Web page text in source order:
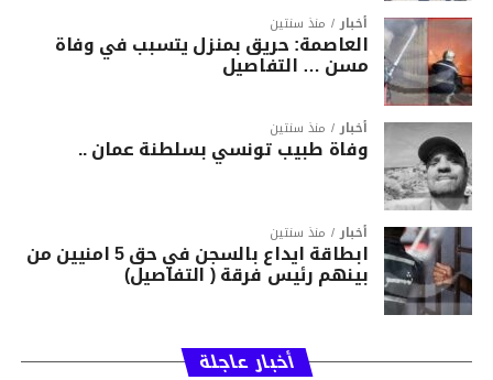
أخبار منذ سنتين
العاصمة: حريق بمنزل يتسبب في وفاة
مسن … التفاصيل
أخبار منذ سنتين
وفاة طبيب تونسي بسلطنة عمان ..
أخبار منذ سنتين
ابطاقة ايداع بالسجن في حق 5 امنيين من
بينهم رئيس فرقة ( التفاصيل)
أخبار عاجلة